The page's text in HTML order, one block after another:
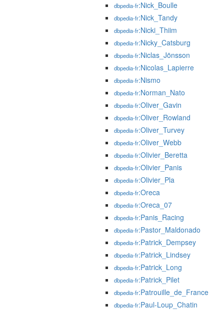
dbpedia-fr:Nick_Boulle
dbpedia-fr:Nick_Tandy
dbpedia-fr:Nicki_Thiim
dbpedia-fr:Nicky_Catsburg
dbpedia-fr:Niclas_Jönsson
dbpedia-fr:Nicolas_Lapierre
dbpedia-fr:Nismo
dbpedia-fr:Norman_Nato
dbpedia-fr:Oliver_Gavin
dbpedia-fr:Oliver_Rowland
dbpedia-fr:Oliver_Turvey
dbpedia-fr:Oliver_Webb
dbpedia-fr:Olivier_Beretta
dbpedia-fr:Olivier_Panis
dbpedia-fr:Olivier_Pla
dbpedia-fr:Oreca
dbpedia-fr:Oreca_07
dbpedia-fr:Panis_Racing
dbpedia-fr:Pastor_Maldonado
dbpedia-fr:Patrick_Dempsey
dbpedia-fr:Patrick_Lindsey
dbpedia-fr:Patrick_Long
dbpedia-fr:Patrick_Pilet
dbpedia-fr:Patrouille_de_France
dbpedia-fr:Paul-Loup_Chatin